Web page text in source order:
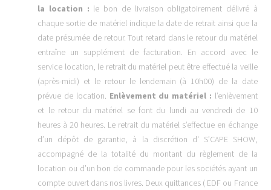
la location : le bon de livraison obligatoirement délivré à
chaque sortie de matériel indique la date de retrait ainsi que la
date présumée de retour. Tout retard dans le retour du matériel
entraîne un supplément de facturation. En accord avec le
service location, le retrait du matériel peut être effectué la veille
(après-midi) et le retour le lendemain (à 10h00) de la date
prévue de location. Enlèvement du matériel : l’enlèvement
et le retour du matériel se font du lundi au vendredi de 10
heures à 20 heures. Le retrait du matériel s’effectue en échange
d’un dépôt de garantie, à la discrétion d' S’CAPE SHOW,
accompagné de la totalité du montant du règlement de la
location ou d’un bon de commande pour les sociétés ayant un
compte ouvert dans nos livres. Deux quittances ( EDF ou France